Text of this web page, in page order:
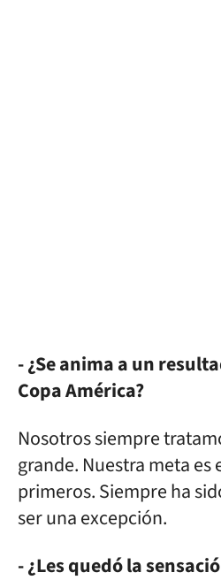
- ¿Se anima a un
Copa América?
Nosotros siempre
grande. Nuestra meta
primeros. Siempre ha
ser una excepción.
- ¿Les quedó la